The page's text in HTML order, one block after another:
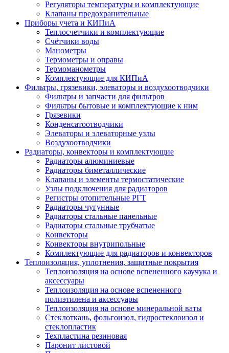
Регуляторы температуры и комплектующие
Клапаны предохранительные
Приборы учета и КИПиА
Теплосчетчики и комплектующие
Счётчики воды
Манометры
Термометры и оправы
Термоманометры
Комплектующие для КИПиА
Фильтры, грязевики, элеваторы и воздухоотводчики
Фильтры и запчасти для фильтров
Фильтры бытовые и комплектующие к ним
Грязевики
Конденсатоотводчики
Элеваторы и элеваторные узлы
Воздухоотводчики
Радиаторы, конвекторы и комплектующие
Радиаторы алюминиевые
Радиаторы биметаллические
Клапаны и элементы термостатические
Узлы подключения для радиаторов
Регистры отопительные РГТ
Радиаторы чугунные
Радиаторы стальные панельные
Радиаторы стальные трубчатые
Конвекторы
Конвекторы внутрипольные
Комплектующие для радиаторов и конвекторов
Теплоизоляция, уплотнения, защитные покрытия
Теплоизоляция на основе вспененного каучука и
аксессуары
Теплоизоляция на основе вспененного
полиэтилена и аксессуары
Теплоизоляция на основе минеральной ваты
Стеклоткань, фольгоизол, гидростеклоизол и
стеклопластик
Техпластина резиновая
Паронит листовой